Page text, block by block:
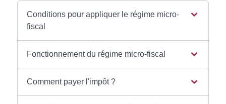
Conditions pour appliquer le régime micro-
fiscal
Fonctionnement du régime micro-fiscal
Comment payer l'impôt ?